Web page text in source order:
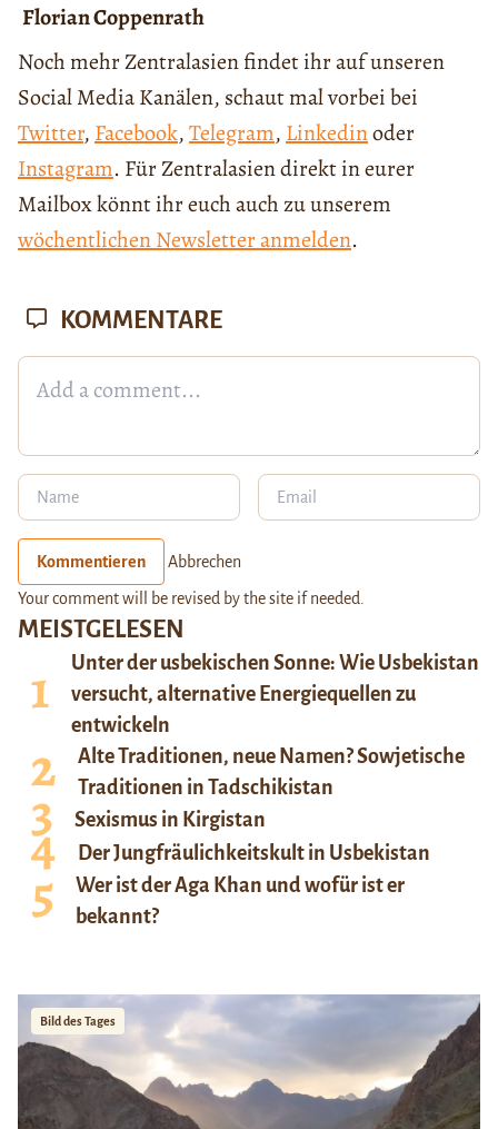
Florian Coppenrath
Noch mehr Zentralasien findet ihr auf unseren
Social Media Kanälen, schaut mal vorbei bei
Twitter, Facebook,Telegram, Linkedinoder
Instagram. Für Zentralasien direkt in eurer
Mailbox könnt ihr euch auch zu unserem
wöchentlichen Newsletter anmelden.
MEISTGELESEN
Unter der usbekischen Sonne: Wie Usbekistan
versucht, alternative Energiequellen zu
entwickeln
Alte Traditionen, neue Namen? Sowjetische
Traditionen in Tadschikistan
Sexismus in Kirgistan
Der Jungfräulichkeitskult in Usbekistan
Wer ist der Aga Khan und wofür ist er
bekannt?
Bild des Tages
KOMMENTARE
Kommentieren Abbrechen
Your comment will be revised by the site if needed.